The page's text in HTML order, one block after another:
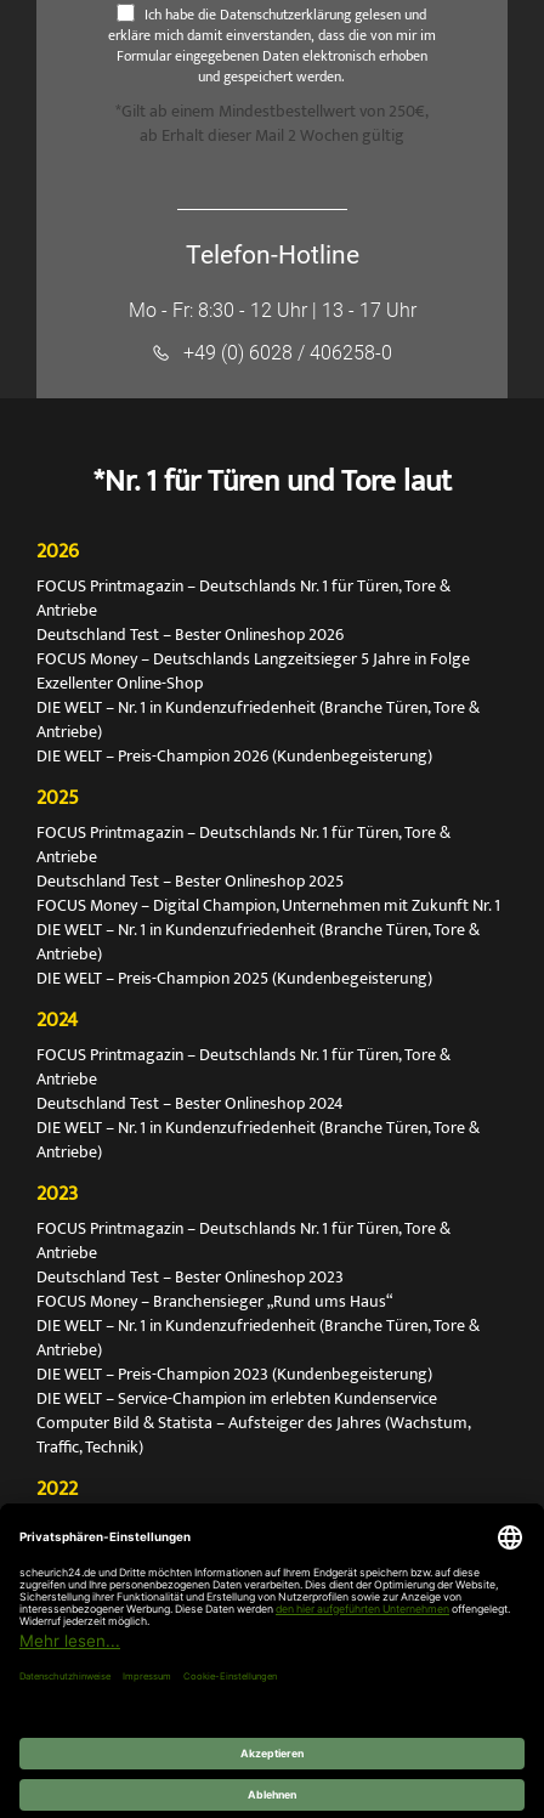
Ich habe die Datenschutzerklärung gelesen und
erkläre mich damit einverstanden, dass die von mir im
Formular eingegebenen Daten elektronisch erhoben
und gespeichert werden.
*Gilt ab einem Mindestbestellwert von 250€,
ab Erhalt dieser Mail 2 Wochen gültig
Telefon-Hotline
Mo - Fr: 8:30 - 12 Uhr | 13 - 17 Uhr
+49 (0) 6028 / 406258-0
*Nr. 1 für Türen und Tore laut
2026
FOCUS Printmagazin – Deutschlands Nr. 1 für Türen, Tore &
Antriebe
Deutschland Test – Bester Onlineshop 2026
FOCUS Money – Deutschlands Langzeitsieger 5 Jahre in Folge
Exzellenter Online-Shop
DIE WELT – Nr. 1 in Kundenzufriedenheit (Branche Türen, Tore &
Antriebe)
DIE WELT – Preis-Champion 2026 (Kundenbegeisterung)
2025
FOCUS Printmagazin – Deutschlands Nr. 1 für Türen, Tore &
Antriebe
Deutschland Test – Bester Onlineshop 2025
FOCUS Money – Digital Champion, Unternehmen mit Zukunft Nr. 1
DIE WELT – Nr. 1 in Kundenzufriedenheit (Branche Türen, Tore &
Antriebe)
DIE WELT – Preis-Champion 2025 (Kundenbegeisterung)
2024
FOCUS Printmagazin – Deutschlands Nr. 1 für Türen, Tore &
Antriebe
Deutschland Test – Bester Onlineshop 2024
DIE WELT – Nr. 1 in Kundenzufriedenheit (Branche Türen, Tore &
Antriebe)
2023
FOCUS Printmagazin – Deutschlands Nr. 1 für Türen, Tore &
Antriebe
Deutschland Test – Bester Onlineshop 2023
FOCUS Money – Branchensieger „Rund ums Haus“
DIE WELT – Nr. 1 in Kundenzufriedenheit (Branche Türen, Tore &
Antriebe)
DIE WELT – Preis-Champion 2023 (Kundenbegeisterung)
DIE WELT – Service-Champion im erlebten Kundenservice
Computer Bild & Statista – Aufsteiger des Jahres (Wachstum,
Traffic, Technik)
2022
Antriebe
Deutschland Test – Bester Onlineshop 2022
FOCUS Money – Branchensieger „Rund ums Haus“
DIE WELT – Service-Champion im erlebten Kundenservice
DIE WELT – Branchengewinner Gold-Rang (Türen, Tore & Antriebe)